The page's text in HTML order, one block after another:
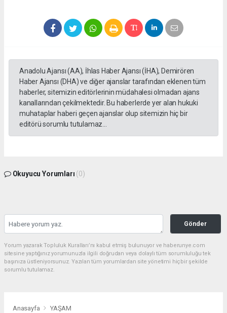
Anadolu Ajansı (AA), İhlas Haber Ajansı (İHA), Demirören
Haber Ajansı (DHA) ve diğer ajanslar tarafından eklenen tüm
haberler, sitemizin editörlerinin müdahalesi olmadan ajans
kanallarından çekilmektedir. Bu haberlerde yer alan hukuki
muhataplar haberi geçen ajanslar olup sitemizin hiç bir
editörü sorumlu tutulamaz...
Okuyucu Yorumları (0)
Gönder
Yorum yazarak Topluluk Kuralları’nı kabul etmiş bulunuyor ve haberunye.com
sitesine yaptığınız yorumunuzla ilgili doğrudan veya dolaylı tüm sorumluluğu tek
başınıza üstleniyorsunuz. Yazılan tüm yorumlardan site yönetimi hiçbir şekilde
sorumlu tutulamaz.
Anasayfa YAŞAM